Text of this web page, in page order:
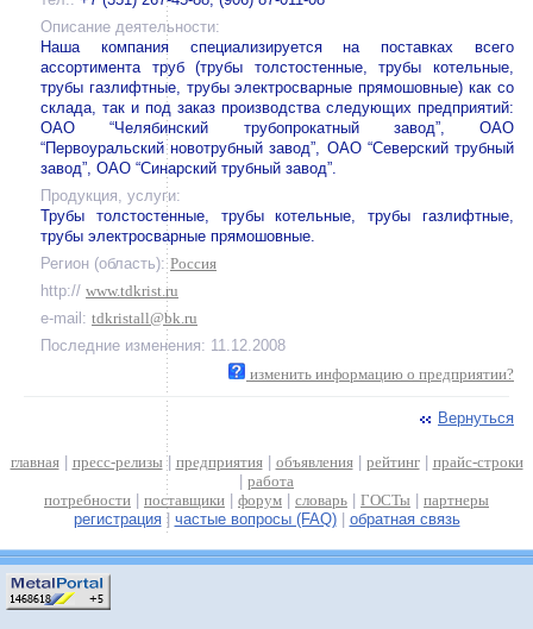
Описание деятельности:
Наша компания специализируется на поставках всего
ассортимента труб (трубы толстостенные, трубы котельные,
трубы газлифтные, трубы электросварные прямошовные) как со
склада, так и под заказ производства следующих предприятий:
ОАО “Челябинский трубопрокатный завод”, ОАО
“Первоуральский новотрубный завод”, ОАО “Северский трубный
завод”, ОАО “Синарский трубный завод”.
Продукция, услуги:
Трубы толстостенные, трубы котельные, трубы газлифтные,
трубы электросварные прямошовные.
Регион (область): Россия
http:// www.tdkrist.ru
e-mail: tdkristall@bk.ru
Последние изменения: 11.12.2008
изменить информацию о предприятии?
Вернуться
главная| пресс-релизы | предприятия| объявления| рейтинг| прайс-строки
работа
потребности
поставщики форум словарь ГОСТы
партнеры
регистрация| частые вопросы (FAQ)| обратная связь